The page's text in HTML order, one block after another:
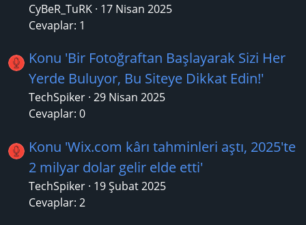
CyBeR_TuRK 17 Nisan 2025
Cevaplar: 1
Konu 'Bir Fotoğraftan Başlayarak Sizi Her
Yerde Buluyor, Bu Siteye Dikkat Edin!'
TechSpiker 29 Nisan 2025
Cevaplar: 0
Konu 'Wix.com kârı tahminleri aştı, 2025'te
2 milyar dolar gelir elde etti'
TechSpiker 19 Şubat 2025
Cevaplar: 2